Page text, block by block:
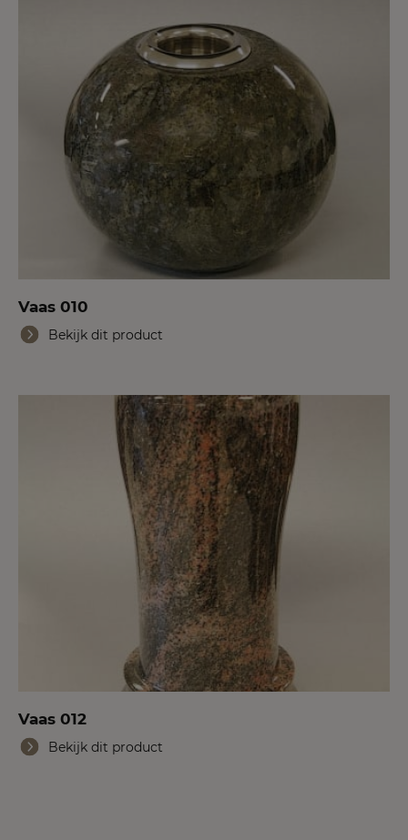
Vaas 010
Bekijk dit product
Vaas 012
Bekijk dit product